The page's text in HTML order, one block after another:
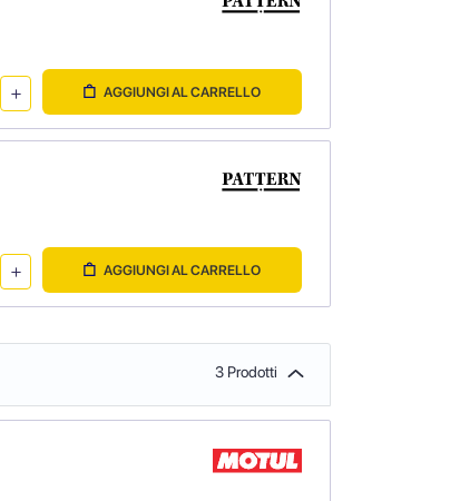
AGGIUNGI AL CARRELLO
AGGIUNGI AL CARRELLO
3 Prodotti